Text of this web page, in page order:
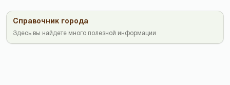
Справочник города
Здесь вы найдете много полезной информации